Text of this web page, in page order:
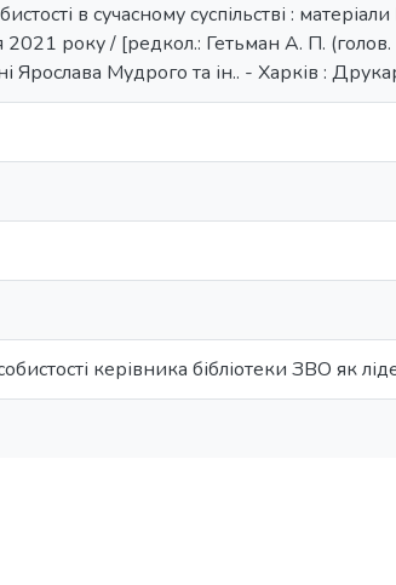
в сучасному суспільстві :
року / [редкол.: Гетьман А. П. (голов.
Ярослава Мудрого та ін.. - Харків :
керівника бібліотеки ЗВО як